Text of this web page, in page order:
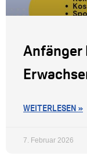
Anfänger
WEITERLESEN »
7. Februar 2026